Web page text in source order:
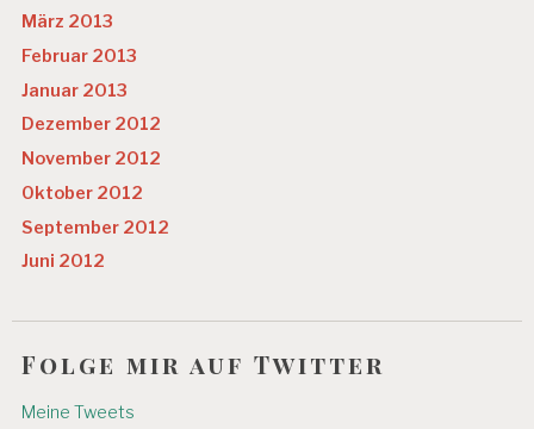
März 2013
Februar 2013
Januar 2013
Dezember 2012
November 2012
Oktober 2012
September 2012
Juni 2012
Folge mir auf Twitter
Meine Tweets